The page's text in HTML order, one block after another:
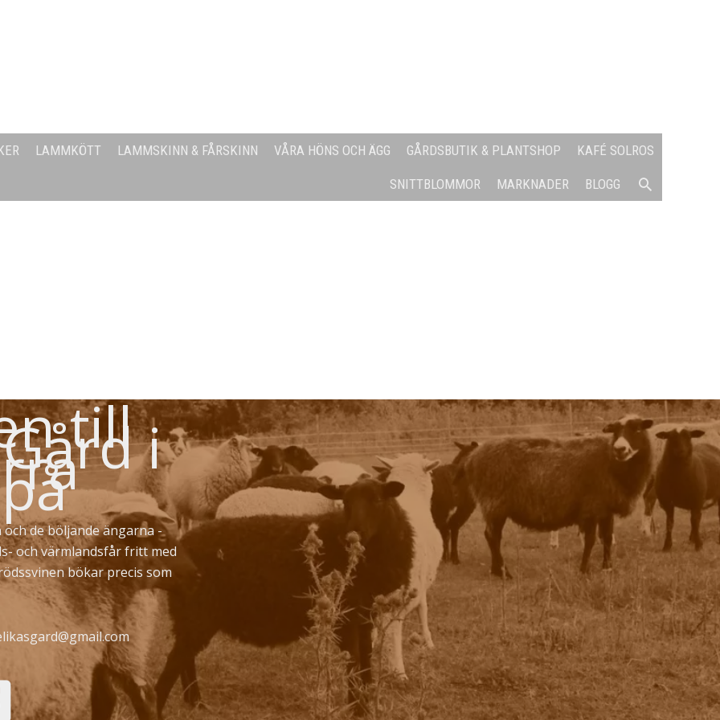
LAMMKÖTT LAMMSKINN & FÅRSKINN VÅRA HÖNS OCH ÄGG GÅRDSBUTIK & PLANTSHOP KAFÉ SOLROS
SNITTBLOMMOR MARKNADER BLOGG SÖK
till i
de böljande ängarna -
och värmlandsfår fritt med
bökar precis som